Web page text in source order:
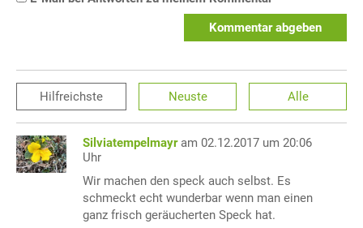
Kommentar abgeben
Hilfreichste Neuste Alle
Silviatempelmayr am 02.12.2017 um 20:06
Uhr
Wir machen den speck auch selbst. Es
schmeckt echt wunderbar wenn man einen
ganz frisch geräucherten Speck hat.